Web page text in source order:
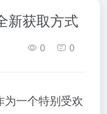
新获取方式
0 0
一个特别受欢